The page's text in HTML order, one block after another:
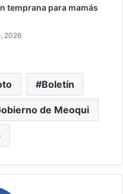
temprana para mamás
2026
Boletín
de Meoqui